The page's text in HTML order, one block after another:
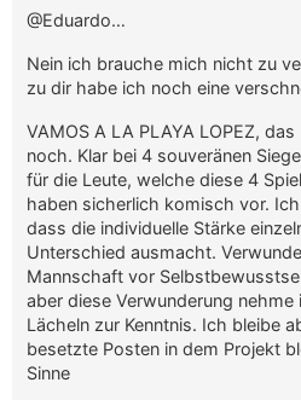
@Eduardo…
Nein ich brauche mich nicht zu
zu dir habe ich noch eine
VAMOS A LA PLAYA LOPEZ,
noch. Klar bei 4 souveränen
für die Leute, welche diese 4
haben sicherlich komisch vor.
dass die individuelle Stärke
Unterschied ausmacht.
Mannschaft vor
aber diese Verwunderung nehme
Lächeln zur Kenntnis. Ich bleibe
besetzte Posten in dem Projekt
Sinne